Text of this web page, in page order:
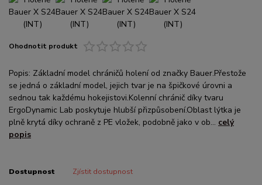
Ohodnotit produkt
Popis: Základní model chráničů holení od značky Bauer.Přestože
se jedná o základní model, jejich tvar je na špičkové úrovni a
sednou tak každému hokejistovi.Kolenní chránič díky tvaru
ErgoDynamic Lab poskytuje hlubší přizpůsobení.Oblast lýtka je
plně krytá díky ochraně z PE vložek, podobně jako v ob... celý
popis
Dostupnost Zjístit dostupnost